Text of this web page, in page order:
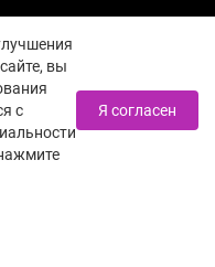
вы
с
Я согласен